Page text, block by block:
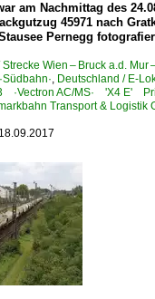
am Nachmittag des
45971 nach
Pernegg
Wien – Bruck a.d. Mur
, Deutschland / E-
·Vectron AC/MS· 'X4 E'
Transport & Logistik